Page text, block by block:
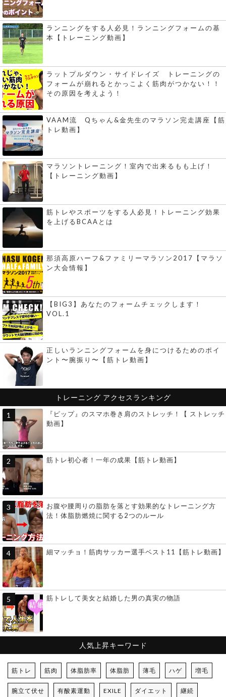
ランニングをする人必見！ランニングフォームの基
本【トレーニング動画】
ラットプルダウン・サイドレイズ トレーニングの
フォームが崩れるとかっこよく筋肉がつかない！！
その原因を考えよう！
VAAM流 Qちゃん&金先生のマラソン完走講座【筋
トレ動画】
マラソントレーニング！室内で出来るもも上げ！
【トレーニング動画】
筋トレやスポーツをする人必見！トレーニング効果
を上げるBCAAとは
那須高原ハーフ&ファミリーマラソン2017【マラソ
ン大会情報】
【BIG3】あなたのフォームチェックします！
VOL.1
正しいランニングフォームを身につけるためのポイ
ント〜腕振り〜【筋トレ動画】
トレーニング アクセスランキング
『ピップ』のスマホ巻き肩のストレッチ！【 ストレッチ
動画】
筋トレ初心者！一年の成果【筋トレ動画】
お腹や腰周りの脂肪を落とす効果的なトレーニング方
法！体脂肪燃焼に関する2つのルール
細マッチョ！筋肉サッカー選手ベスト11【筋トレ動画】
筋トレして美女と結婚した男の真実の物語
人気上昇キーワード
筋トレ 筋肉 体脂肪率 体脂肪 薄毛 ハゲ 増毛
腕立て伏せ 有酸素運動 EXILE ダイエット 継続